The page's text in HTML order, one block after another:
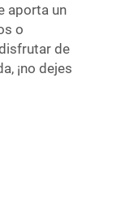
aporta un
o
de
¡no dejes